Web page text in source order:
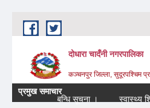
Skip to main content
दोधारा चादँनी नगरपालिका
कञ्चनपुर जिल्ला, सुदूरपश्चिम
प्रमुख समाचार
बन्द रहने सम्बन्धि सूचना ।
स्वास्थ्य